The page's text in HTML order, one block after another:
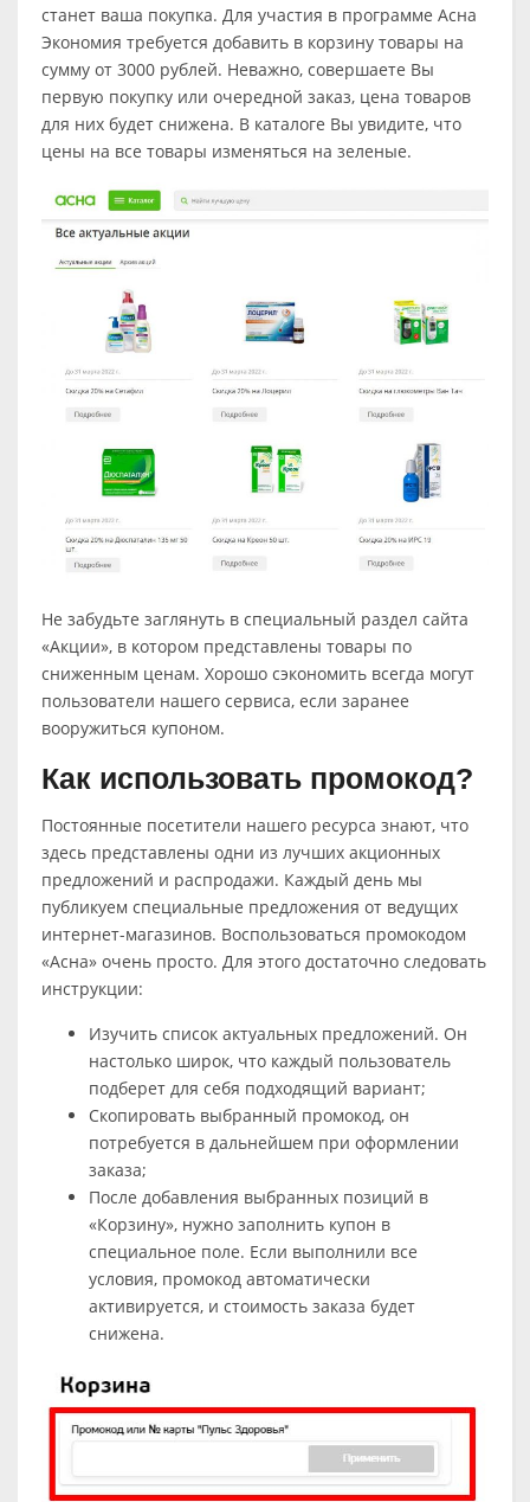
станет ваша покупка. Для участия в программе Асна
Экономия требуется добавить в корзину товары на
сумму от 3000 рублей. Неважно, совершаете Вы
первую покупку или очередной заказ, цена товаров
для них будет снижена. В каталоге Вы увидите, что
цены на все товары изменяться на зеленые.
Не забудьте заглянуть в специальный раздел сайта
«Акции», в котором представлены товары по
сниженным ценам. Хорошо сэкономить всегда могут
пользователи нашего сервиса, если заранее
вооружиться купоном.
Как использовать промокод?
Постоянные посетители нашего ресурса знают, что
здесь представлены одни из лучших акционных
предложений и распродажи. Каждый день мы
публикуем специальные предложения от ведущих
интернет-магазинов. Воспользоваться промокодом
«Асна» очень просто. Для этого достаточно следовать
инструкции:
Изучить список актуальных предложений. Он
настолько широк, что каждый пользователь
подберет для себя подходящий вариант;
Скопировать выбранный промокод, он
потребуется в дальнейшем при оформлении
заказа;
После добавления выбранных позиций в
«Корзину», нужно заполнить купон в
специальное поле. Если выполнили все
условия, промокод автоматически
активируется, и стоимость заказа будет
снижена.